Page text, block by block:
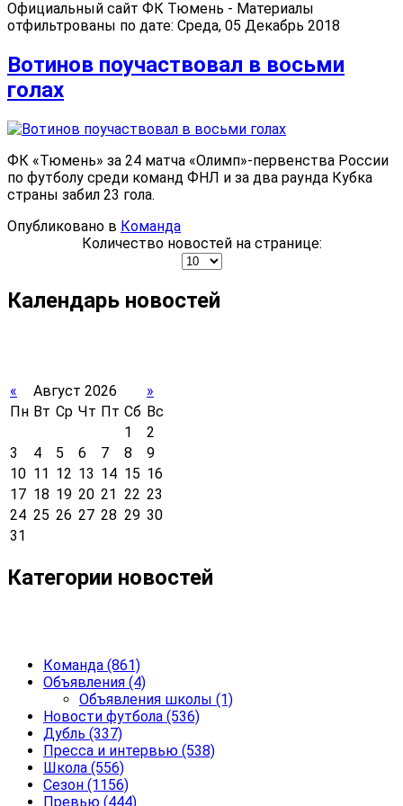
Официальный сайт ФК Тюмень - Материалы
отфильтрованы по дате: Среда, 05 Декабрь 2018
Вотинов поучаствовал в восьми
голах
ФК «Тюмень» за 24 матча «Олимп»-первенства России
по футболу среди команд ФНЛ и за два раунда Кубка
страны забил 23 гола.
Опубликовано в Команда
Количество новостей на странице:
Календарь новостей
« Август 2026
»
Пн Вт Ср Чт Пт Сб Вс
1
2
3
4 5 6 7 8
9
10 11 12 13 14 15 16
17 18 19 20 21 22 23
24 25 26 27 28 29 30
31
Категории новостей
Команда (861)
Объявления (4)
Объявления школы (1)
Новости футбола (536)
Дубль (337)
Пресса и интервью (538)
Школа (556)
Сезон (1156)
Превью (444)